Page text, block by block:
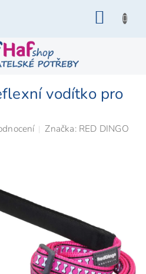
vodítko pro
Značka: RED DINGO